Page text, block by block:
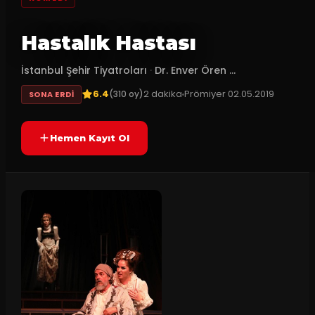
Hastalık Hastası
İstanbul Şehir Tiyatroları · Dr. Enver Ören ...
SONA ERDI 6.4(310 oy)2 dakikaPrömiyer 02.05.2019
Hemen Kayıt Ol